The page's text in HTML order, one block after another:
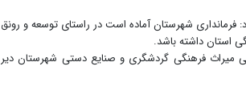
فرمانداری شهرستان آماده است در راستای توسعه و رونق
استان داشته باشد.
میراث فرهنگی گردشگری و صنایع دستی شهرستان دیر